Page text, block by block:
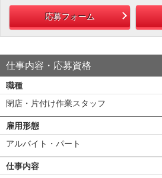
応募フォーム
仕事内容・応募資格
職種
閉店・片付け作業スタッフ
雇用形態
アルバイト・パート
仕事内容